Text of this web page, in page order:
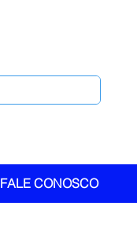
FALE CONOSCO